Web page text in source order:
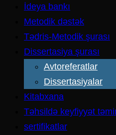
İdeya bankı
Metodik dəstək
Tədris-Metodik şurası
Dissertasiya şurası
Avtoreferatlar
Dissertasiyalar
Kitabxana
Təhsildə keyfiyyət
sertifikatlar